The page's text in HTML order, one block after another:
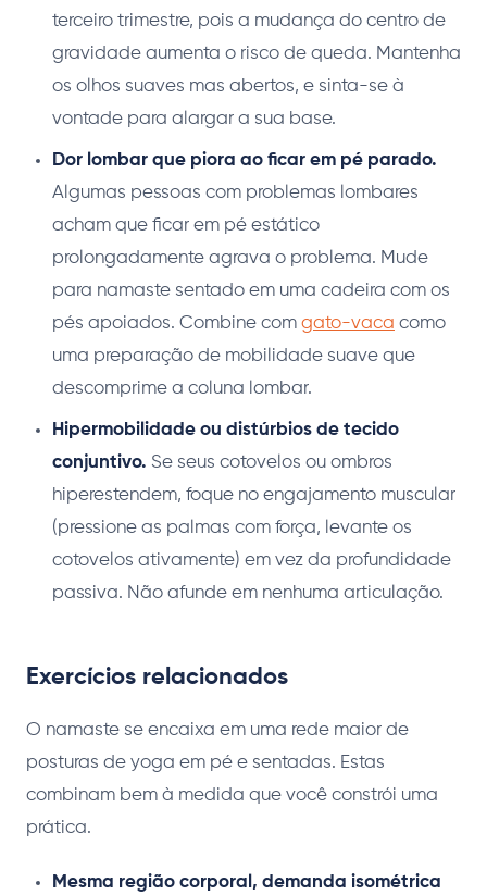
terceiro trimestre, pois a mudança do centro de
gravidade aumenta o risco de queda. Mantenha
os olhos suaves mas abertos, e sinta-se à
vontade para alargar a sua base.
Dor lombar que piora ao ficar em pé parado.
Algumas pessoas com problemas lombares
acham que ficar em pé estático
prolongadamente agrava o problema. Mude
para namaste sentado em uma cadeira com os
pés apoiados. Combine com gato-vaca como
uma preparação de mobilidade suave que
descomprime a coluna lombar.
Hipermobilidade ou distúrbios de tecido
conjuntivo. Se seus cotovelos ou ombros
hiperestendem, foque no engajamento muscular
(pressione as palmas com força, levante os
cotovelos ativamente) em vez da profundidade
passiva. Não afunde em nenhuma articulação.
Exercícios relacionados
O namaste se encaixa em uma rede maior de
posturas de yoga em pé e sentadas. Estas
combinam bem à medida que você constrói uma
prática.
Mesma região corporal, demanda isométrica